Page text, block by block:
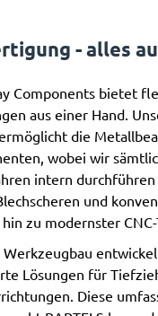
- alles
Components bietet
aus einer Hand.
die
wobei wir
intern
und
zu modernster CNC-
Werkzeugbau
Lösungen für
Diese